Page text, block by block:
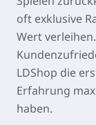
oft exklusive
Wert
LDShop die
Erfahrung
haben.